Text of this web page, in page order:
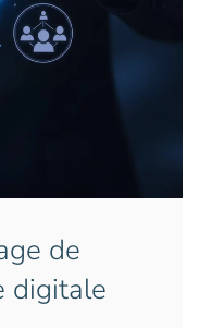
de
digitale